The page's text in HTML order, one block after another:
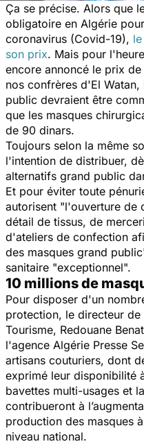
Ça se précise. Alors que
obligatoire en Algérie
coronavirus (Covid-19),
son prix. Mais pour
encore annoncé le prix
nos confrères d'El
public devraient être
que les masques
de 90 dinars.
Toujours selon la même
l'intention de distribuer,
alternatifs grand public
Et pour éviter toute
autorisent "l'ouverture de
détail de tissus, de
d'ateliers de confection
des masques grand
sanitaire "exceptionnel".
10 millions de
Pour disposer d'un
protection, le directeur de
Tourisme, Redouane
l'agence Algérie Presse
artisans couturiers, dont
exprimé leur disponibilité
bavettes multi-usages et
contribueront à
production des masques
niveau national.